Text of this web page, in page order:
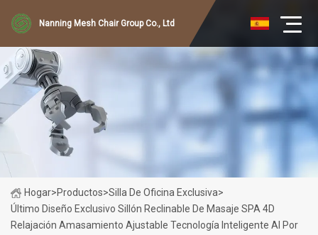
Nanning Mesh Chair Group Co., Ltd
Hogar>Productos>Silla De Oficina Exclusiva>
Último Diseño Exclusivo Sillón Reclinable De Masaje SPA 4D
Relajación Amasamiento Ajustable Tecnología Inteligente Al Por